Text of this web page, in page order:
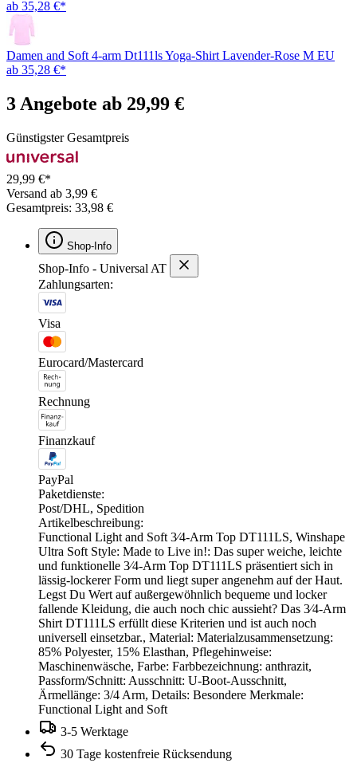
ab 35,28 €*
Damen and Soft 4-arm Dt111ls Yoga-Shirt Lavender-Rose M EU
ab 35,28 €*
3 Angebote ab 29,99 €
Günstigster Gesamtpreis
29,99 €*
Versand ab 3,99 €
Gesamtpreis: 33,98 €
Shop-Info
Shop-Info - Universal AT
Zahlungsarten:
Visa
Eurocard/Mastercard
Rechnung
Finanzkauf
PayPal
Paketdienste:
Post/DHL, Spedition
Artikelbeschreibung:
Functional Light and Soft 3⁄4-Arm Top DT111LS, Winshape
Ultra Soft Style: Made to Live in!: Das super weiche, leichte
und funktionelle 3⁄4-Arm Top DT111LS präsentiert sich in
lässig-lockerer Form und liegt super angenehm auf der Haut.
Legst Du Wert auf außergewöhnlich bequeme und locker
fallende Kleidung, die auch noch chic aussieht? Das 3⁄4-Arm
Shirt DT111LS erfüllt diese Kriterien und ist auch noch
universell einsetzbar., Material: Materialzusammensetzung:
85% Polyester, 15% Elasthan, Pflegehinweise:
Maschinenwäsche, Farbe: Farbbezeichnung: anthrazit,
Passform/Schnitt: Ausschnitt: U-Boot-Ausschnitt,
Ärmellänge: 3/4 Arm, Details: Besondere Merkmale:
Functional Light and Soft
3-5 Werktage
30 Tage kostenfreie Rücksendung